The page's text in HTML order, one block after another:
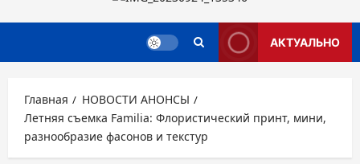
АКТУАЛЬНО
Главная
НОВОСТИ АНОНСЫ
Летняя съемка Familia: Флористический принт, мини,
разнообразие фасонов и текстур